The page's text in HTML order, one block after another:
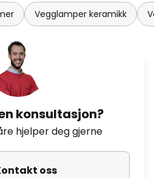
Vegglamper keramikk
konsultasjon?
hjelper deg gjerne
oss